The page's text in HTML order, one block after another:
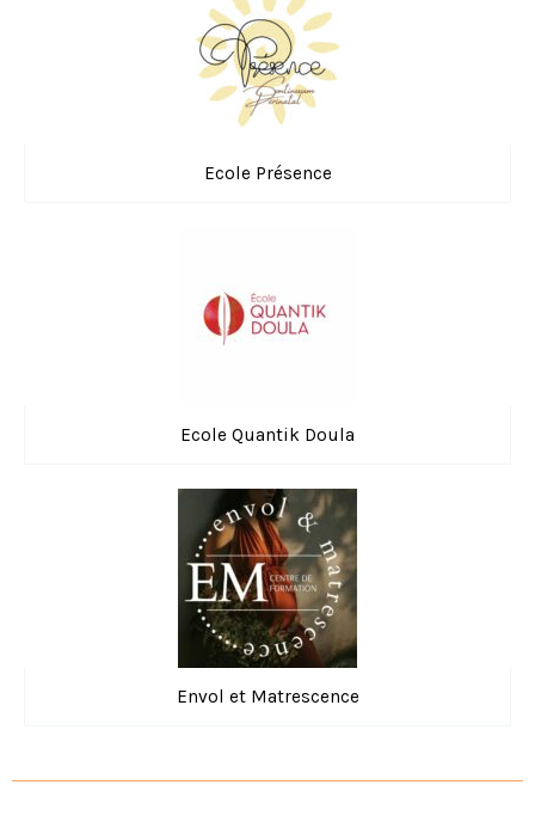
Ecole Présence
Ecole Quantik Doula
Envol et Matrescence